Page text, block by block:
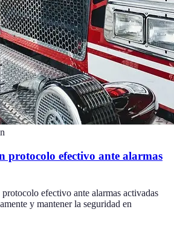
protocolo efectivo ante alarmas
efectivo ante alarmas activadas
y mantener la seguridad en